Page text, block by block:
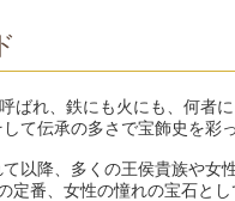
ばれ、鉄にも火にも、何者
て伝承の多さで宝飾史を彩
以降、多くの王侯貴族や女
番、女性の憧れの宝石とし